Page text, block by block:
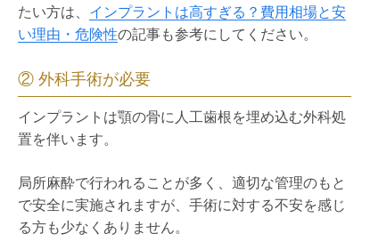
たい方は、 インプラントは高すぎる？費用相場と安
い理由・危険性の記事も参考にしてください。
② 外科手術が必要
インプラントは顎の骨に人工歯根を埋め込む外科処
置を伴います。
局所麻酔で行われることが多く、適切な管理のもと
で安全に実施されますが、手術に対する不安を感じ
る方も少なくありません。